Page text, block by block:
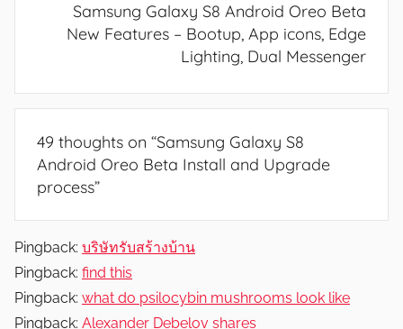
Samsung Galaxy S8 Android Oreo Beta
New Features – Bootup, App icons, Edge
Lighting, Dual Messenger
49 thoughts on “Samsung Galaxy S8
Android Oreo Beta Install and Upgrade
process”
Pingback: บริษัทรับสร้างบ้าน
Pingback: find this
Pingback: what do psilocybin mushrooms look like
Pingback: Alexander Debelov shares